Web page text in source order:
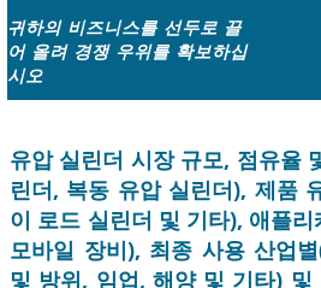
귀하의 비즈니스를 선두로 끌
어 올려 경쟁 우위를 확보하십
시오
유압 실린더 시장 규모, 점유율
린더, 복동 유압 실린더), 제품
이 로드 실린더 및 기타), 애플
모바일 장비), 최종 사용 산업
및 방위, 임업, 해양 및 기타) 및